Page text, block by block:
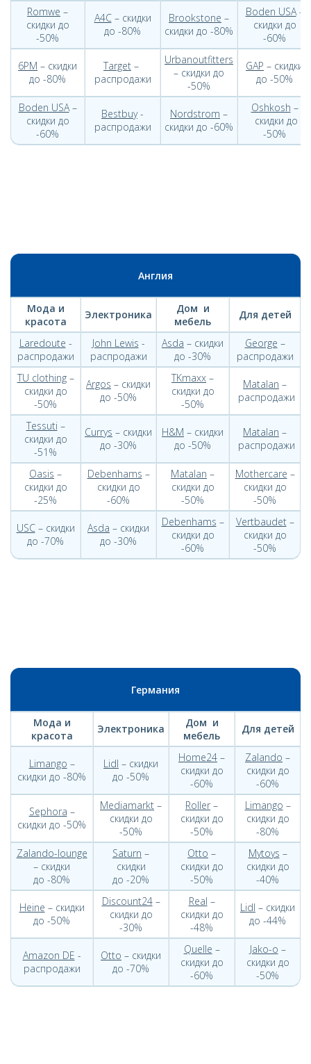
Romwe –
скидки до
-50%
A4C– скидки
до -80%
Brookstone –
скидки до -80%
Boden USA–
скидки до
-60%
6PM – скидки
до -80%
Target –
распродажи
Urbanoutfitters
– скидки до
-50%
GAP – скидки
до -50%
Boden USA–
скидки до
-60%
Bestbuy-
распродажи
Nordstrom –
скидки до -60%
Oshkosh –
скидки до
-50%
Англия
Мода и
красота
Электроника
Дом и
мебель
Для детей
Laredoute -
распродажи
John Lewis -
распродажи
Asda – скидки
до -30%
George –
распродажи
TU clothing–
скидки до
-50%
Argos – скидки
до -50%
TKmaxx –
скидки до
-50%
Matalan –
распродажи
Tessuti –
скидки до
-51%
Currys – скидки
до -30%
H&M – скидки
до -50%
Matalan –
распродажи
Oasis –
скидки до
-25%
Debenhams –
скидки до
-60%
Matalan –
скидки до
-50%
Mothercare –
скидки до
-50%
USC– скидки
до -70%
Asda – скидки
до -30%
Debenhams –
скидки до
-60%
Vertbaudet–
скидки до
-50%
Германия
Мода и
красота
Электроника
Дом и
мебель
Для детей
Limango –
скидки до -80%
Lidl – скидки
до -50%
Home24 –
скидки до
-60%
Zalando –
скидки до
-60%
Sephora –
скидки до -50%
Mediamarkt –
скидки до
-50%
Roller –
скидки до
-50%
Limango –
скидки до
-80%
Zalando-lounge
– скидки
до -80%
Saturn –
скидки
до -20%
Otto –
скидки до
-50%
Mytoys –
скидки до
-40%
Heine – скидки
до -50%
Discount24–
скидки до
-30%
Real –
скидки до
-48%
Lidl – скидки
до -44%
Amazon DE -
распродажи
Otto – скидки
до -70%
Quelle –
скидки до
-60%
Jako-o –
скидки до
-50%